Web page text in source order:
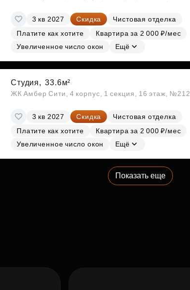
3 кв 2027 Скидка
Чистовая отделка
Платите как хотите
Квартира за 2 000 ₽/мес
Увеличенное число окон
Ещё
Студия, 33.6м²
ЖК Амбер Сити, 4 корпус, 1 секция, 16 этаж, №212
3 кв 2027 Скидка
Чистовая отделка
Платите как хотите
Квартира за 2 000 ₽/мес
Увеличенное число окон
Ещё
Показать еще